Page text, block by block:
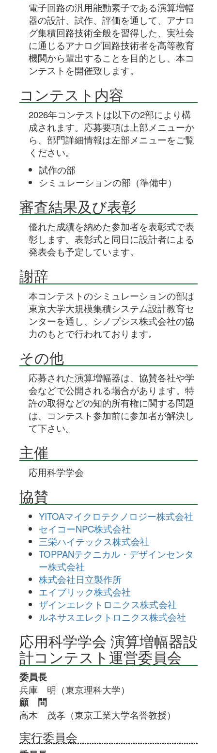
電子回路の汎用能動素子である演算増幅
器の設計、試作、評価を通して、アナロ
グ集積回路技術全般を習得した、実社会
に通じるアナログ回路技術者を高等教育
機関から輩出することを目的とし、本コ
ンテストを開催致します。
コンテスト内容
2026年コンテストは以下の2部により構
成されます。応募要項は上部メニューか
ら、部門詳細情報は左部メニューをご覧
ください。
試作の部
シミュレーションの部（準備中）
審査結果及び表彰
優れた成績を納めた参加者を表彰式で表
彰します。表彰式と同日に設計者による
発表会も予定しています。
謝辞
本コンテストのシミュレーションの部は
東京大学大規模集積システム設計教育セ
ンターを通し、シノプシス株式会社の協
力のもとで行われております。
その他
応募された演算増幅器は、協賛各社や学
会などで公開される場合があります。特
許の取得などの知的所有権に関する問題
は、コンテスト参加前に参加者が解決し
て下さい。
主催
応用科学学会
協賛
YITOAマイクロテクノロジー株式会社
セイコーNPC株式会社
三栄ハイテックス株式会社
TOPPANテクニカル・デザインセンタ
ー株式会社
株式会社日立製作所
エイブリック株式会社
ザインエレクトロニクス株式会社
ルネサスエレクトロニクス株式会社
応用科学学会 演算増幅器設
計コンテスト運営委員会
委員長
兵庫 明（東京理科大学）
顧 問
高木 茂孝（東京工業大学名誉教授）
実行委員会